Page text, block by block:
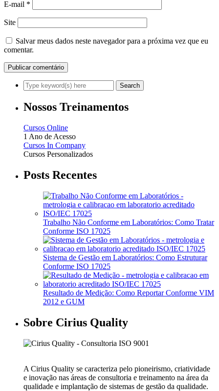
E-mail *
Site
Salvar meus dados neste navegador para a próxima vez que eu
comentar.
Nossos Treinamentos
Cursos Online
1 Ano de Acesso
Cursos In Company
Cursos Personalizados
Posts Recentes
Trabalho Não Conforme em Laboratórios: Como Tratar
Conforme ISO 17025
Sistema de Gestão em Laboratórios: Como Estruturar
Conforme ISO 17025
Resultado de Medição: Como Reportar Conforme VIM
2012 e GUM
Sobre Cirius Quality
A Cirius Quality se caracteriza pelo pioneirismo, criatividade
e inovação nas áreas de consultoria e treinamento na área da
qualidade e implantação de sistemas de gestão da qualidade.